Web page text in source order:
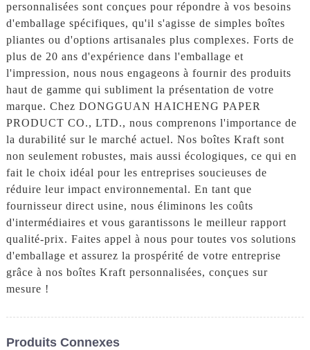
personnalisées sont conçues pour répondre à vos besoins
d'emballage spécifiques, qu'il s'agisse de simples boîtes
pliantes ou d'options artisanales plus complexes. Forts de
plus de 20 ans d'expérience dans l'emballage et
l'impression, nous nous engageons à fournir des produits
haut de gamme qui subliment la présentation de votre
marque. Chez DONGGUAN HAICHENG PAPER
PRODUCT CO., LTD., nous comprenons l'importance de
la durabilité sur le marché actuel. Nos boîtes Kraft sont
non seulement robustes, mais aussi écologiques, ce qui en
fait le choix idéal pour les entreprises soucieuses de
réduire leur impact environnemental. En tant que
fournisseur direct usine, nous éliminons les coûts
d'intermédiaires et vous garantissons le meilleur rapport
qualité-prix. Faites appel à nous pour toutes vos solutions
d'emballage et assurez la prospérité de votre entreprise
grâce à nos boîtes Kraft personnalisées, conçues sur
mesure !
Produits Connexes